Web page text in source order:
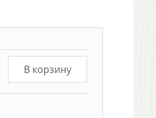
В корзину